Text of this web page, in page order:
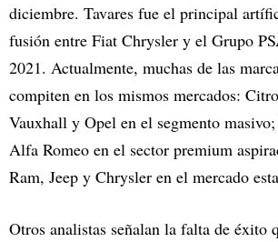
diciembre. Tavares fue el principal
fusión entre Fiat Chrysler y el Grupo
2021. Actualmente, muchas de las
compiten en los mismos mercados:
Vauxhall y Opel en el segmento
Alfa Romeo en el sector premium
Ram, Jeep y Chrysler en el mercado
Otros analistas señalan la falta de éxito